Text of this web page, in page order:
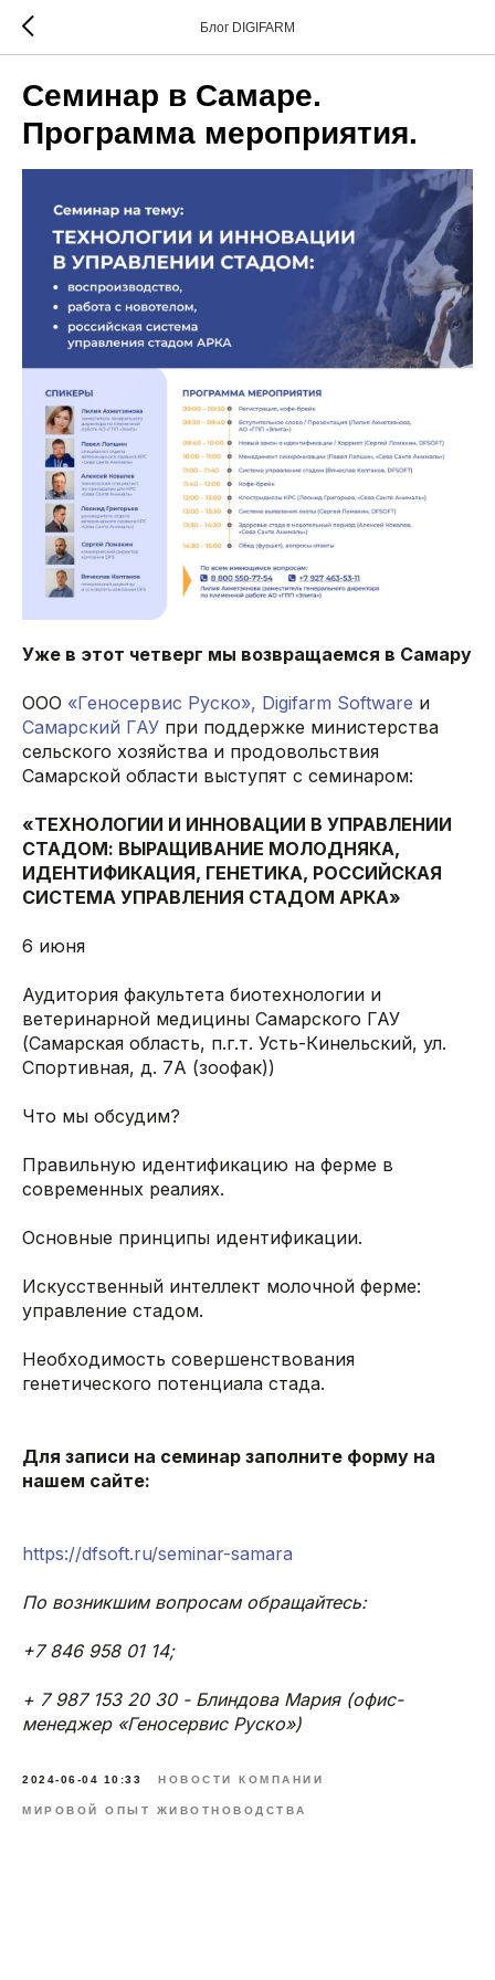
Блог DIGIFARM
Семинар в Самаре.
Программа мероприятия.
Уже в этот четверг мы возвращаемся в Самару
ООО «Геносервис Руско», Digifarm Software и
Самарский ГАУ при поддержке министерства
сельского хозяйства и продовольствия
Самарской области выступят с семинаром:
«ТЕХНОЛОГИИ И ИННОВАЦИИ В УПРАВЛЕНИИ
СТАДОМ: ВЫРАЩИВАНИЕ МОЛОДНЯКА,
ИДЕНТИФИКАЦИЯ, ГЕНЕТИКА, РОССИЙСКАЯ
СИСТЕМА УПРАВЛЕНИЯ СТАДОМ АРКА»
6 июня
Аудитория факультета биотехнологии и
ветеринарной медицины Самарского ГАУ
(Самарская область, п.г.т. Усть-Кинельский, ул.
Спортивная, д. 7А (зоофак))
Что мы обсудим?
Правильную идентификацию на ферме в
современных реалиях.
Основные принципы идентификации.
Искусственный интеллект молочной ферме:
управление стадом.
Необходимость совершенствования
генетического потенциала стада.
Для записи на семинар заполните форму на
нашем сайте:
https://dfsoft.ru/seminar-samara
По возникшим вопросам обращайтесь:
+7 846 958 01 14;
+ 7 987 153 20 30 - Блиндова Мария (офис-
менеджер «Геносервис Руско»)
2024-06-04 10:33 НОВОСТИ КОМПАНИИ
МИРОВОЙ ОПЫТ ЖИВОТНОВОДСТВА